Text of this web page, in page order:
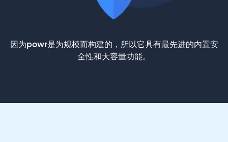
因为powr是为规模而构建的，所以它具有最先进的内置安
全性和大容量功能。